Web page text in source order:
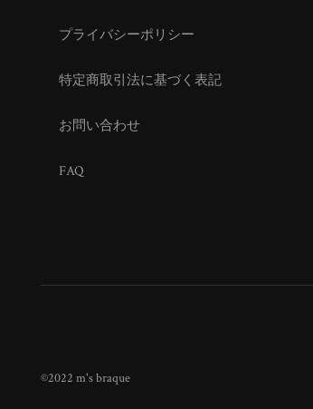
プライバシーポリシー
特定商取引法に基づく表記
お問い合わせ
FAQ
©2022 m's braque